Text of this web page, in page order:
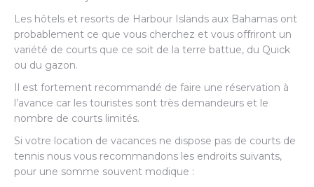
Les hôtels et resorts de Harbour Islands aux Bahamas ont
probablement ce que vous cherchez et vous offriront un
variété de courts que ce soit de la terre battue, du Quick
ou du gazon.
Il est fortement recommandé de faire une réservation à
l’avance car les touristes sont très demandeurs et le
nombre de courts limités.
Si votre location de vacances ne dispose pas de courts de
tennis nous vous recommandons les endroits suivants,
pour une somme souvent modique :